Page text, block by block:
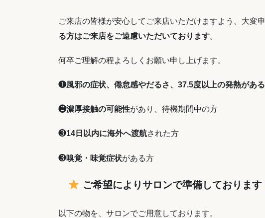
ご来店の皆様が安心してご来店いただけますよう、大変
る方はご来店をご遠慮いただいております。
何卒ご理解の程よろしくお願い申し上げます。
❶風邪の症状、倦怠感やだるさ、37.5度以上の発熱があ
❷濃厚接触の可能性があり、待機期間中の方
❸14日以内に海外へ渡航された方
❸嗅覚・味覚症状がある方
ご希望によりサロンで準備しております
以下の物を、サロンでご用意しております。